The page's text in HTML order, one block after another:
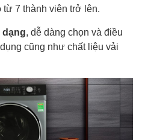
từ 7 thành viên trở lên.
dạng, dễ dàng chọn và điều
cũng như chất liệu vải